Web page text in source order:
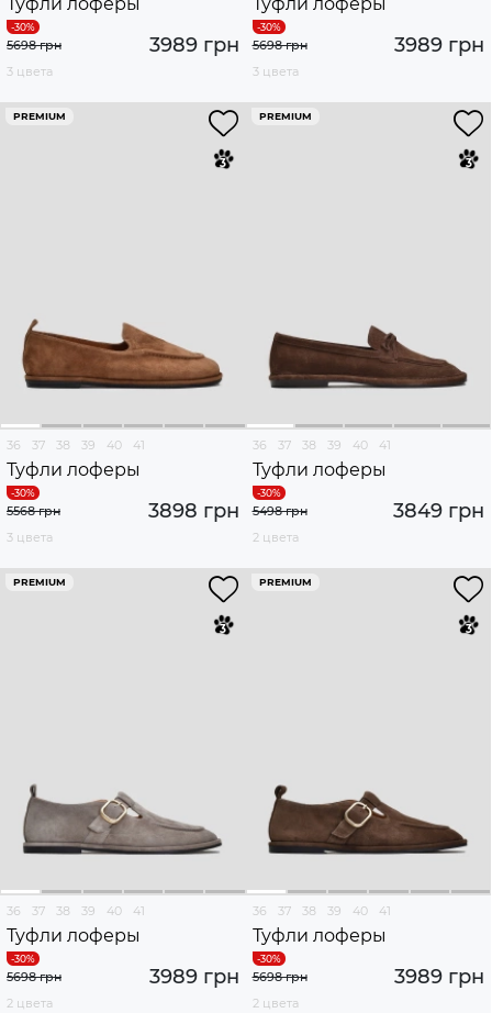
3989 грн
5698 грн
3 цвета
3989 грн
5698 грн
3 цвета
PREMIUM
36 37 38 39 40 41
Туфли лоферы
3898 грн
5568 грн
3 цвета
PREMIUM
36 37 38 39 40 41
Туфли лоферы
3849 грн
5498 грн
2 цвета
PREMIUM
36 37 38 39 40 41
Туфли лоферы
3989 грн
5698 грн
2 цвета
PREMIUM
36 37 38 39 40 41
Туфли лоферы
3989 грн
5698 грн
2 цвета